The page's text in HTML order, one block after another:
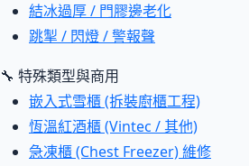
結冰過厚 / 門膠邊老化
跳掣 / 閃燈 / 警報聲
🔧 特殊類型與商用
嵌入式雪櫃 (拆裝廚櫃工程)
恆溫紅酒櫃 (Vintec / 其他)
急凍櫃 (Chest Freezer) 維修